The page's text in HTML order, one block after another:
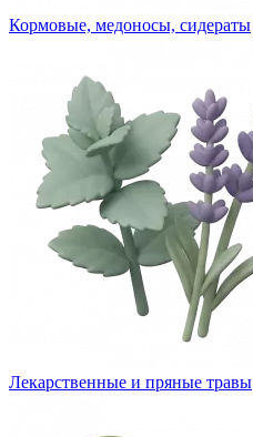
Кормовые, медоносы, сидераты
Лекарственные и пряные травы